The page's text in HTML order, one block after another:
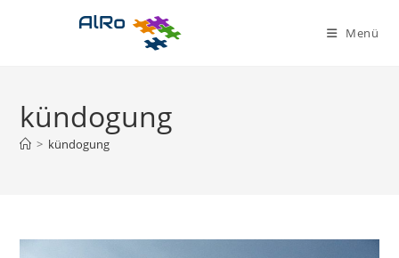
Menü
kündogung
> kündogung